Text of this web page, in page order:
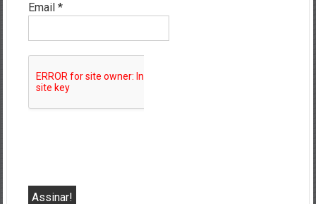
Email *